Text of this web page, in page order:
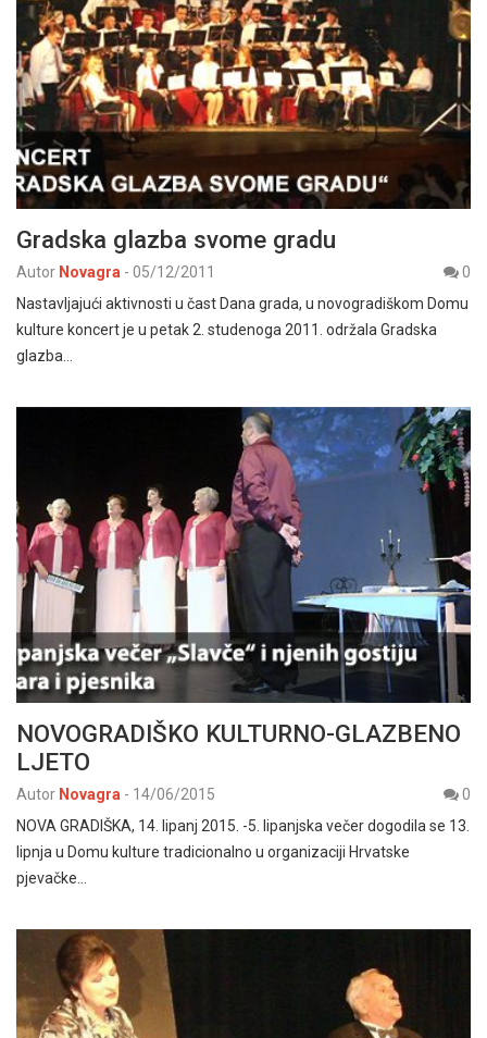
Gradska glazba svome gradu
Autor Novagra - 05/12/2011
0
Nastavljajući aktivnosti u čast Dana grada, u novogradiškom Domu
kulture koncert je u petak 2. studenoga 2011. održala Gradska
glazba…
NOVOGRADIŠKO KULTURNO-GLAZBENO
LJETO
Autor Novagra - 14/06/2015
0
NOVA GRADIŠKA, 14. lipanj 2015. -5. lipanjska večer dogodila se 13.
lipnja u Domu kulture tradicionalno u organizaciji Hrvatske
pjevačke…